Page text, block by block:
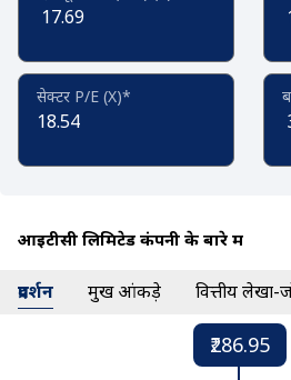
17.69
सेक्टर P/E (X)*
18.54
आइटीसी लिमिटेड कंपनी के बारे में
प्रदर्शन प्रमुख आंकड़े वित्तीय लेखा-
₹286.95